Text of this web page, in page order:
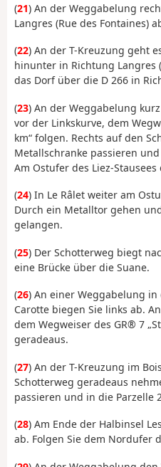
(21) An der Weggabelung
Langres (Rue des Fontaines)
(22) An der T-Kreuzung geht
hinunter in Richtung Langres
das Dorf über die D 266 in
(23) An der Weggabelung
vor der Linkskurve, dem
km“ folgen. Rechts auf den
Metallschranke passieren
Am Ostufer des Liez-
(24) In Le Râlet weiter am
Durch ein Metalltor gehen
gelangen.
(25) Der Schotterweg biegt
eine Brücke über die Suane.
(26) An einer Weggabelung in
Carotte biegen Sie links ab.
dem Wegweiser des GR® 7
geradeaus.
(27) An der T-Kreuzung im
Schotterweg geradeaus
passieren und in die Parzelle
(28) Am Ende der Halbinsel
ab. Folgen Sie dem Nordufer